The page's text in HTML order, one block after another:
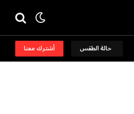
حالة الطقس أشترك معنا